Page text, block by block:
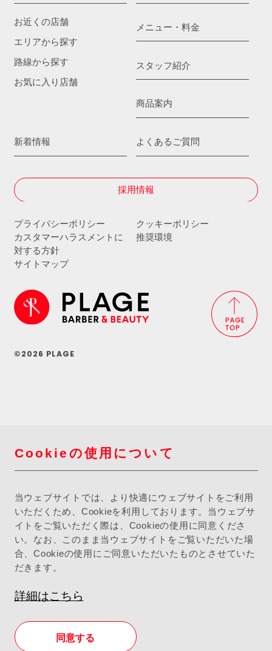
お近くの店舗
エリアから探す
路線から探す
お気に入り店舗
メニュー・料金
スタッフ紹介
商品案内
新着情報 よくあるご質問
採用情報
プライバシーポリシー
クッキーポリシー
カスタマーハラスメントに
対する方針
推奨環境
サイトマップ
©2026 PLAGE
Cookieの使用について
当ウェブサイトでは、より快適にウェブサイトをご利用
いただくため、Cookieを利用しております。当ウェブサ
イトをご覧いただく際は、Cookieの使用に同意くださ
い。なお、このまま当ウェブサイトをご覧いただいた場
合、Cookieの使用にご同意いただいたものとさせていた
だきます。
詳細はこちら
同意する